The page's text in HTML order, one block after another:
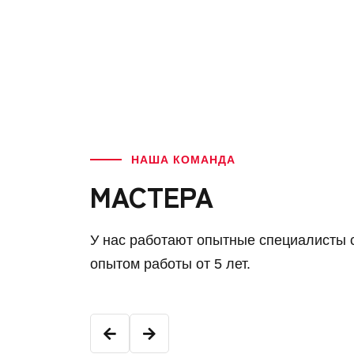
НАША КОМАНДА
МАСТЕРА
У нас работают опытные специалисты
опытом работы от 5 лет.